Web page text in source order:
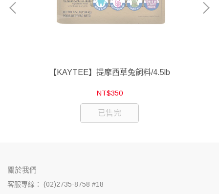
【KAYTEE】提摩西草兔飼料/4.5lb
NT$350
已售完
關於我們
客服專線： (02)2735-8758 #18